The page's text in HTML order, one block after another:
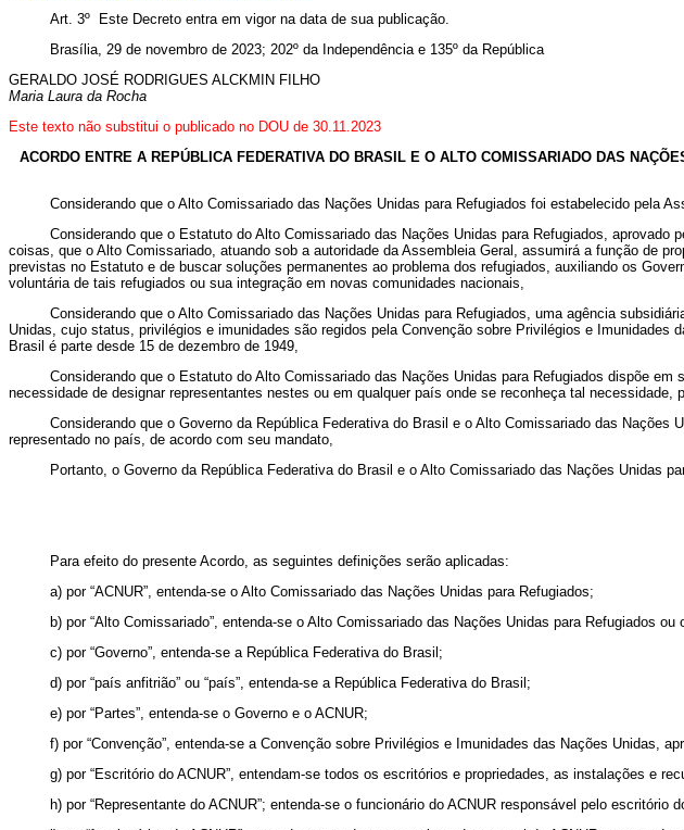
Art. 3º Este Decreto entra em vigor na data de sua publicação.
Brasília, 29 de novembro de 2023; 202º da Independência e 135º da República
GERALDO JOSÉ RODRIGUES ALCKMIN FILHO
Maria Laura da Rocha
Este texto não substitui o publicado no DOU de 30.11.2023
ACORDO ENTRE A REPÚBLICA FEDERATIVA DO BRASIL E O ALTO COMISSARIADO DAS
Considerando que o Alto Comissariado das Nações Unidas para Refugiados foi estabelecido pela
Considerando que o Estatuto do Alto Comissariado das Nações Unidas para Refugiados,
coisas, que o Alto Comissariado, atuando sob a autoridade da Assembleia Geral, assumirá a função de
previstas no Estatuto e de buscar soluções permanentes ao problema dos refugiados, auxiliando os
voluntária de tais refugiados ou sua integração em novas comunidades nacionais,
Considerando que o Alto Comissariado das Nações Unidas para Refugiados, uma agência
Unidas, cujo status, privilégios e imunidades são regidos pela Convenção sobre Privilégios e
Brasil é parte desde 15 de dezembro de 1949,
Considerando que o Estatuto do Alto Comissariado das Nações Unidas para Refugiados dispõe
necessidade de designar representantes nestes ou em qualquer país onde se reconheça tal
Considerando que o Governo da República Federativa do Brasil e o Alto Comissariado das
representado no país, de acordo com seu mandato,
Portanto, o Governo da República Federativa do Brasil e o Alto Comissariado das Nações Unidas
Para efeito do presente Acordo, as seguintes definições serão aplicadas:
a) por “ACNUR”, entenda-se o Alto Comissariado das Nações Unidas para Refugiados;
b) por “Alto Comissariado”, entenda-se o Alto Comissariado das Nações Unidas para Refugiados
c) por “Governo”, entenda-se a República Federativa do Brasil;
d) por “país anfitrião” ou “país”, entenda-se a República Federativa do Brasil;
e) por “Partes”, entenda-se o Governo e o ACNUR;
f) por “Convenção”, entenda-se a Convenção sobre Privilégios e Imunidades das Nações Unidas,
g) por “Escritório do ACNUR”, entendam-se todos os escritórios e propriedades, as instalações e
h) por “Representante do ACNUR”; entenda-se o funcionário do ACNUR responsável pelo escritório